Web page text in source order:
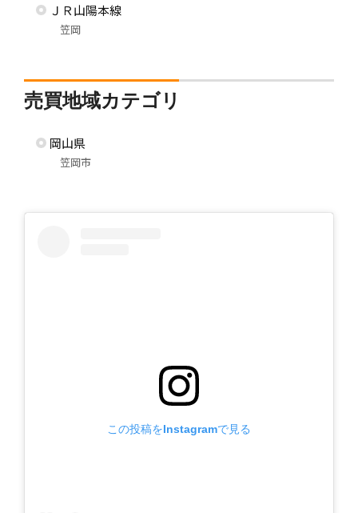
ＪＲ山陽本線
笠岡
売買地域カテゴリ
岡山県
笠岡市
この投稿をInstagramで見る